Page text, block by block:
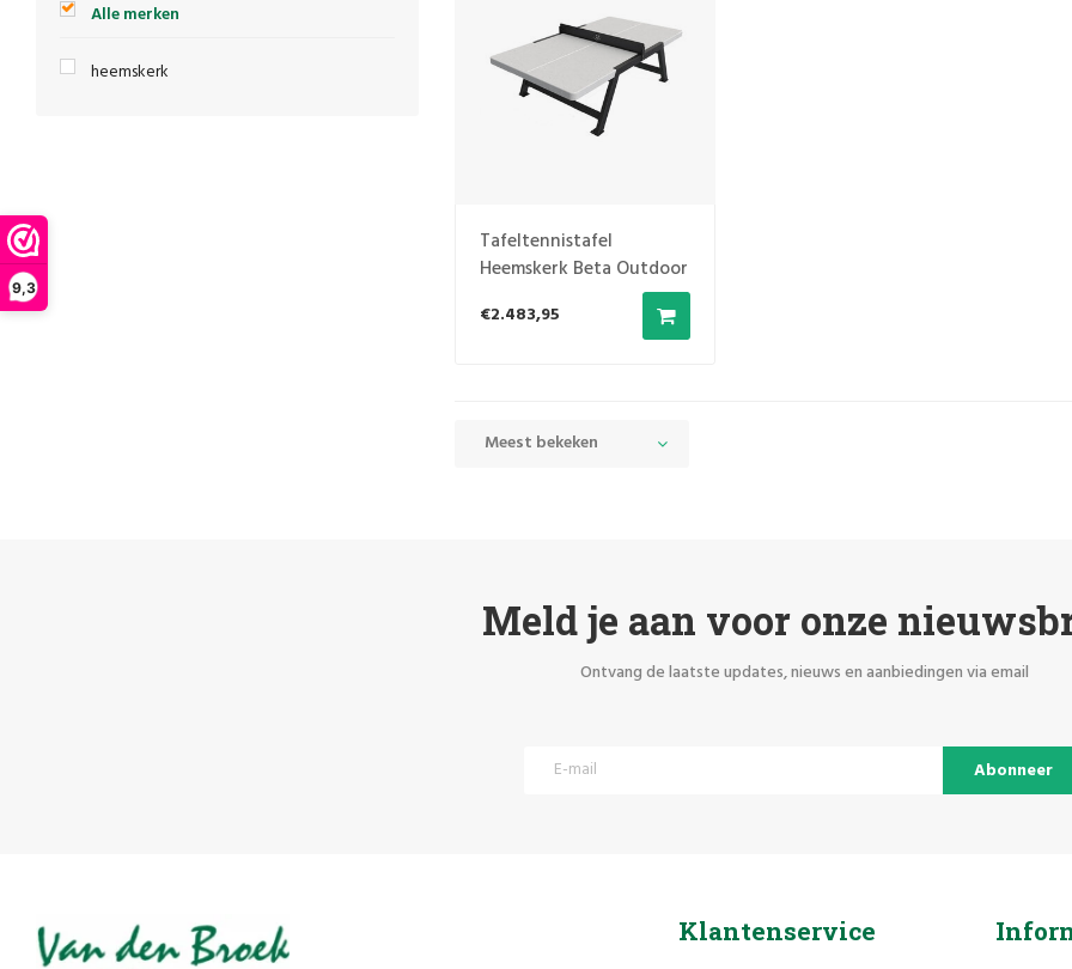
9,3
Alle merken
heemskerk
Tafeltennistafel
Heemskerk Beta Outdoor
€2.483,95
Meest bekeken
Meld je aan voor onze
Ontvang de laatste updates, nieuws en aanbiedingen via email
Abonneer
Klantenservice